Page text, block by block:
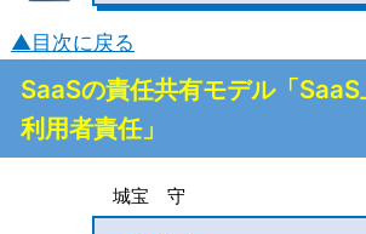
▲目次に戻る
SaaSの責任共有モデル「
利用者責任」
城宝 守